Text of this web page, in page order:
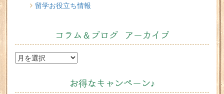
留学お役立ち情報
コラム＆ブログ アーカイブ
お得なキャンペーン♪